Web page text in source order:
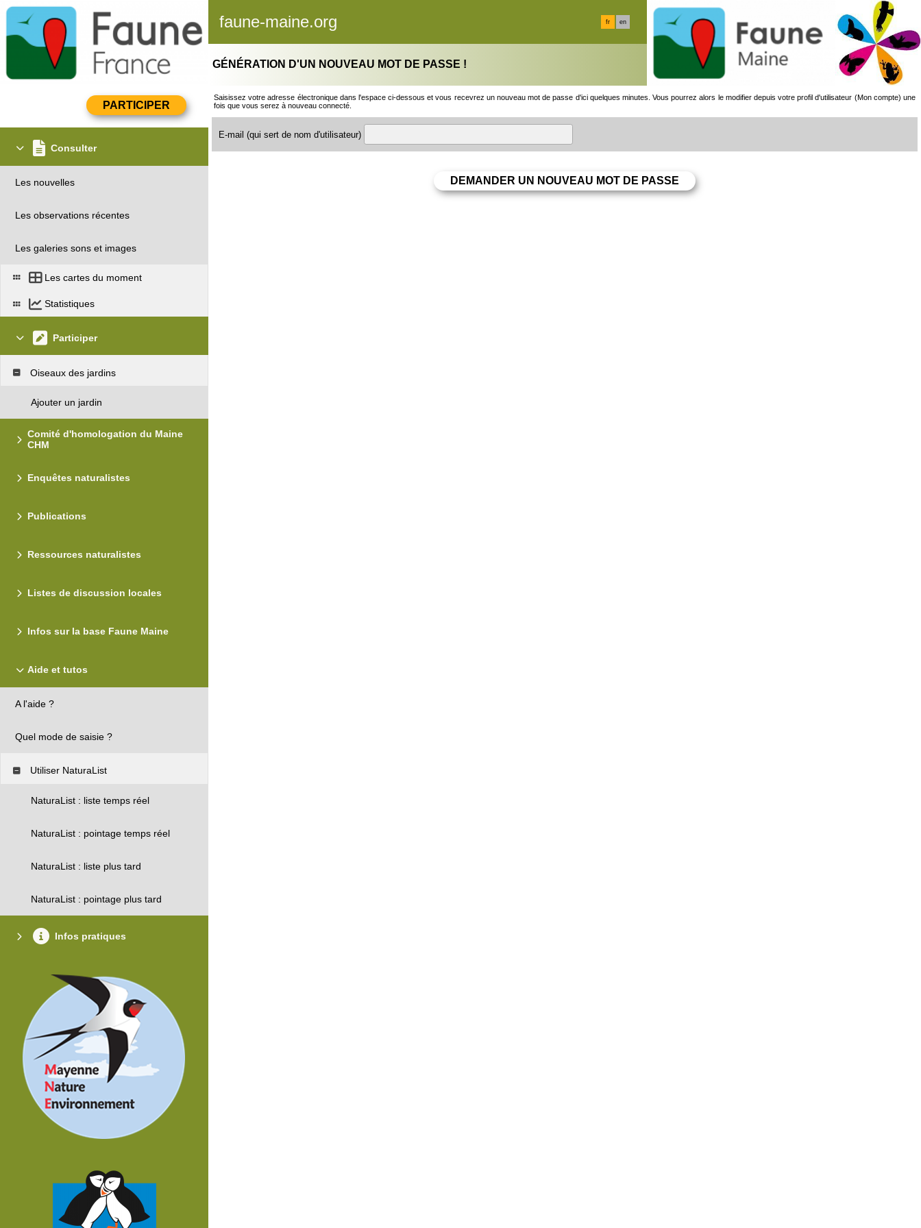
faune-maine.org fr en
Consulter
Les nouvelles
Les observations récentes
Les galeries sons et images
Les cartes du moment
Statistiques
Participer
Oiseaux des jardins
Ajouter un jardin
Comité d'homologation du Maine
CHM
Enquêtes naturalistes
Publications
Ressources naturalistes
Listes de discussion locales
Infos sur la base Faune Maine
Aide et tutos
A l'aide ?
Quel mode de saisie ?
Utiliser NaturaList
NaturaList : liste temps réel
NaturaList : pointage temps réel
NaturaList : liste plus tard
NaturaList : pointage plus tard
Infos pratiques
GÉNÉRATION D'UN NOUVEAU MOT DE PASSE !
Saisissez votre adresse électronique dans l'espace ci-dessous et vous recevrez un nouveau mot de passe d'ici quelques minutes. Vous pourrez alors le modifier depuis votre profil d'utilisateur (Mon compte) une
fois que vous serez à nouveau connecté.
E-mail (qui sert de nom d'utilisateur)